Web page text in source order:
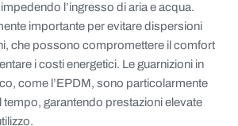
l’ingresso di aria e acqua.
importante per evitare dispersioni
che possono compromettere il comfort
i costi energetici. Le guarnizioni in
come l’EPDM, sono particolarmente
tempo, garantendo prestazioni elevate